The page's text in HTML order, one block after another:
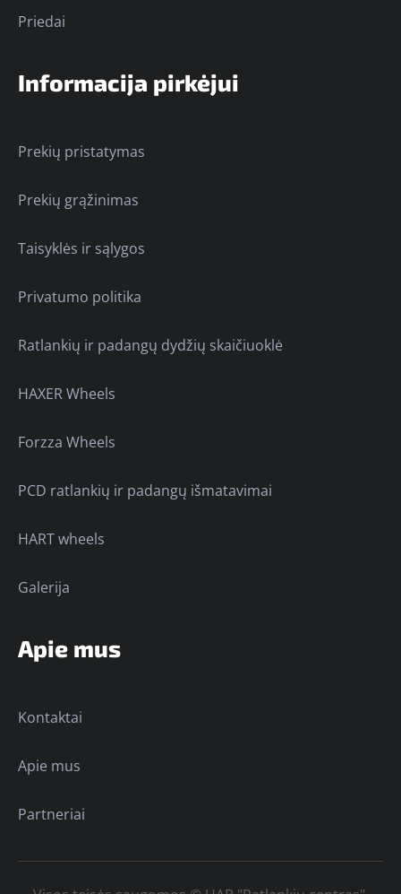
Priedai
Informacija pirkėjui
Prekių pristatymas
Prekių grąžinimas
Taisyklės ir sąlygos
Privatumo politika
Ratlankių ir padangų dydžių skaičiuoklė
HAXER Wheels
Forzza Wheels
PCD ratlankių ir padangų išmatavimai
HART wheels
Galerija
Apie mus
Kontaktai
Apie mus
Partneriai